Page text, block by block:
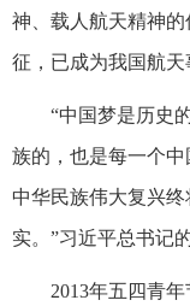
神、载人航天精神
征，已成为我国航天
“中国梦是历史
族的，也是每一个中
中华民族伟大复兴
实。”习近平总书记
2013年五四青